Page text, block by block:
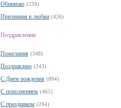
Обнимаю (259)
Признания в любви (426)
Поздравления:
Пожелания (348)
Поздравляю (243)
С Днем рождения (894)
С пополнением (465)
С праздником (284)